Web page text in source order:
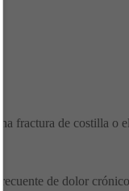
fractura de costilla o
de dolor